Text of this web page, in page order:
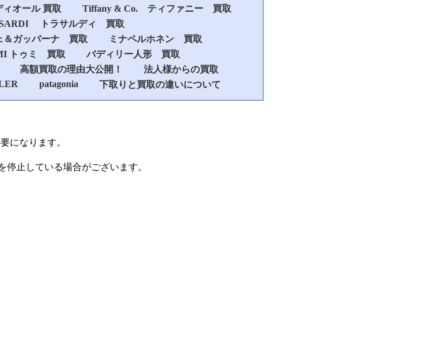
オール 買取
Tiffany & Co. ティファニー 買取
トラサルディ 買取
ガッバーナ 買取
ミナペルホネン 買取
トゥミ 買取
バディリー人形 買取
高額買取の理由大公開！
法人様からの買取
patagonia 下取りと買取の違いについて
になります。
止している場合がございます。